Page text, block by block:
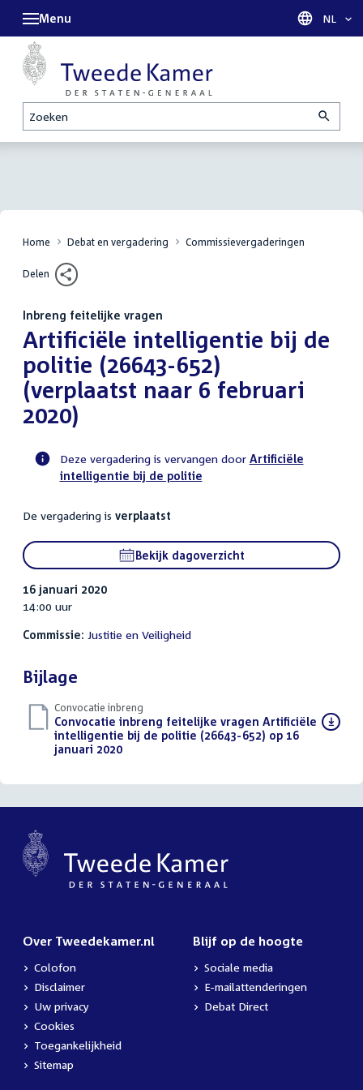
Zoeken
Menu Taal
NL
Home Debat en vergadering Commissievergaderingen
Delen
Inbreng feitelijke vragen
Artificiële intelligentie bij de
politie (26643-652)
(verplaatst naar 6 februari
2020)
Voortgangsstatus
activiteit
Deze vergadering is vervangen door Artificiële
intelligentie bij de politie
De vergadering is verplaatst
Bekijk dagoverzicht
16 januari 2020
14:00 uur
Commissie: Justitie en Veiligheid
Bijlage
Convocatie inbreng
Download
bestand:
Convocatie inbreng feitelijke vragen Artificiële
intelligentie bij de politie (26643-652) op 16
januari 2020(PDF)
Over Tweedekamer.nl
Colofon
Disclaimer
Uw privacy
Cookies
Toegankelijkheid
Sitemap
Blijf op de hoogte
Sociale media
E-mailattenderingen
Debat Direct